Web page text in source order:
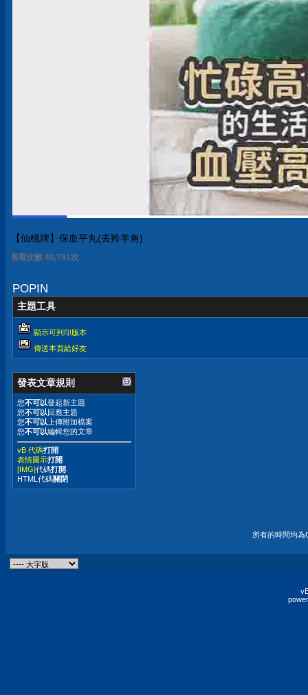
【仙桃牌】保血平丸(去羚羊角)
觀看次數 40,796次
POPIN
主題工具
顯示可列印版本
傳送本頁給好友
發表文章規則
您不可以發起新主題
您不可以 回應主題
您不可以 上傳附加檔案
您不可以編輯您的文章
vB 代碼打開
表情圖示打開
[IMG]代碼打開
HTML代碼關閉
所有的時間均為